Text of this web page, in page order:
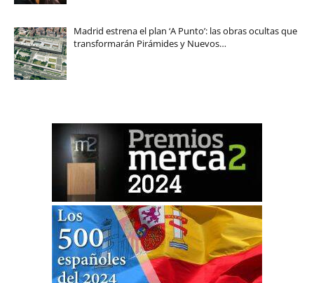
Madrid estrena el plan ‘A Punto’: las obras ocultas que
transformarán Pirámides y Nuevos…